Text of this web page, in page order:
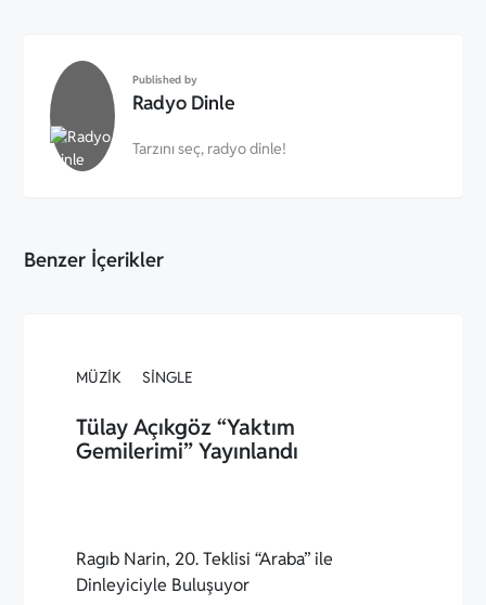
Published by
Radyo Dinle
Tarzını seç, radyo dinle!
Benzer İçerikler
MÜZIK SINGLE
Tülay Açıkgöz “Yaktım
Gemilerimi” Yayınlandı
Ragıb Narin, 20. Teklisi “Araba” ile
Dinleyiciyle Buluşuyor